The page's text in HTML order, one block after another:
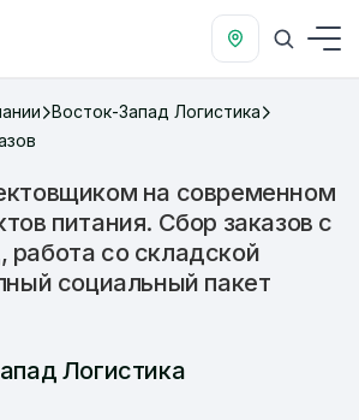
Восток-Запад Логистика
на современном
питания. Сбор заказов с
со складской
социальный пакет
Логистика